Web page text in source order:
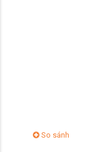
So sánh